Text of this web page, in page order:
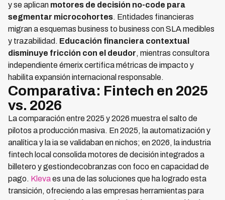
y se aplican motores de decisión no-code para
segmentar microcohortes. Entidades financieras
migran a esquemas business to business con SLA medibles
y trazabilidad. Educación financiera contextual
disminuye fricción con el deudor, mientras consultora
independiente émerix certifica métricas de impacto y
habilita expansión internacional responsable.
Comparativa: Fintech en 2025
vs. 2026
La comparación entre 2025 y 2026 muestra el salto de
pilotos a producción masiva. En 2025, la automatización y
analítica y la ia se validaban en nichos; en 2026, la industria
fintech local consolida motores de decisión integrados a
billetero y gestiondecobranzas con foco en capacidad de
pago. Klevaes una de las soluciones que ha logrado esta
transición, ofreciendo a las empresas herramientas para